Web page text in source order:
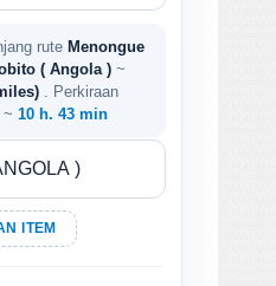
rute Menongue
( Angola ) ~
. Perkiraan
~ 10 h. 43 min
ITEM